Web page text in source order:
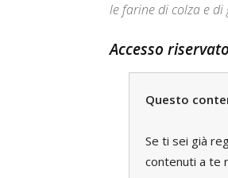
le farine di colza e
Accesso riservato
Questo
Se ti sei già
contenuti a te